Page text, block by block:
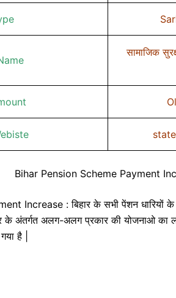
सामाजिक
Bihar Pension Scheme Payment
Increase : बिहार के सभी पेंशन धारियों
के अंतर्गत अलग-अलग प्रकार की योजनाओ
है |